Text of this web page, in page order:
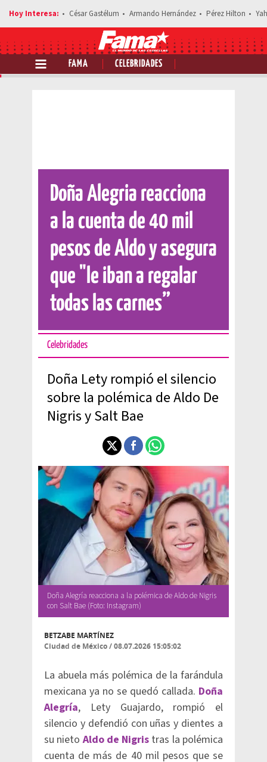
César Gastélum Armando Hernández Pérez Hilton
FAMA CELEBRIDADES
Comparte esta noticia
Doña Alegria reacciona
a la cuenta de 40 mil
pesos de Aldo y asegura
que "le iban a regalar
todas las carnes”
Celebridades
Doña Lety rompió el silencio
sobre la polémica de Aldo De
Nigris y Salt Bae
Doña Alegría reacciona a la polémica de Aldo de Nigris
con Salt Bae (Foto: Instagram)
BETZABE MARTÍNEZ
Ciudad de México/08.07.2026 15:05:02
La abuela más polémica de la farándula
mexicana ya no se quedó callada. Doña
Alegría, Lety Guajardo, rompió el
silencio y defendió con uñas y dientes a
su nietoAldo de Nigris tras la polémica
cuenta de más de 40 mil pesos que se